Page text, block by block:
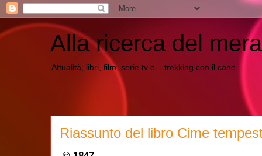
Alla ricerca del
Attualità, libri, film, serie tv e... trekking con il cane
Riassunto del libro Cime